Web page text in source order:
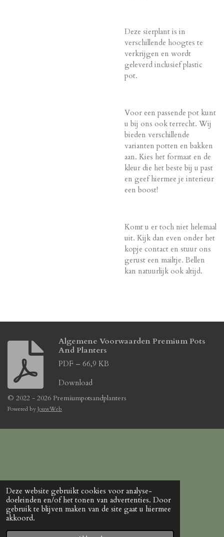
Deze website gebruikt cookies voor analyse-
doeleinden en/of het tonen van advertenties. Door
gebruik te blijven maken van de site gaat u hiermee
akkoord.
Deze sierplant is in
verschillende hoogtes te
verkrijgen en wordt
geleverd inclusief plastic
pot.
Voor een passende pot kunt
u bij ons ook terrecht. Wij
bieden verschillende
varianten potten en bakken
aan. Kies het formaat en de
kleur die het beste bij u past
en geef hiermee je interieur
een boost!
Komt u er toch niet helemaal
uit. Kijk dan even onder het
kopje contact en stuur ons
gerust een mailtje. Bellen
kan natuurlijk ook altijd.
Algemene Voorwaarden Premium Pots
And Planters
PDF – 66,9 KB
Download
© 2022 - 2026 Premiumpotsandplanters
Powered byJouwWeb